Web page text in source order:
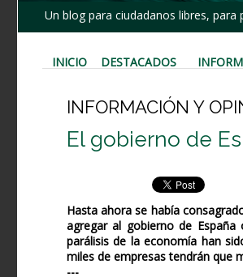
Un blog para ciudadanos libres,
INICIO DESTACADOS
INFORMACIÓN Y
El gobierno de
Hasta ahora se había
agregar al gobierno de
parálisis de la economía han
miles de empresas tendrán que
---